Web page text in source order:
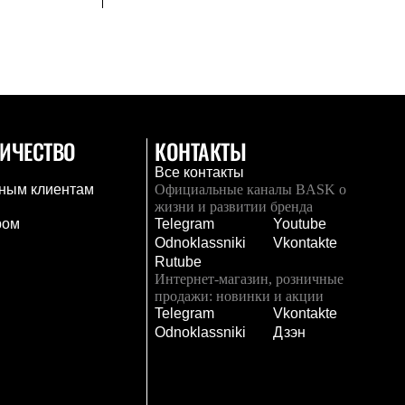
клиентам
КОНТАКТЫ
Все контакты
Официальные каналы BASK о
жизни и развитии бренда
Telegram
Youtube
Odnoklassniki
Vkontakte
Rutube
Интернет-магазин, розничные
продажи: новинки и акции
Telegram
Vkontakte
Odnoklassniki
Дзэн